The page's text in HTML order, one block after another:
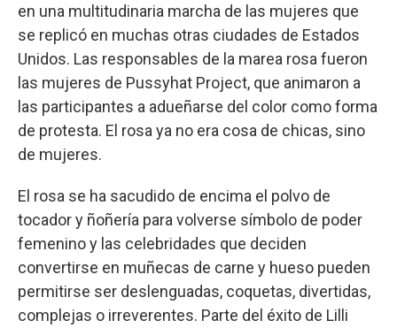
en una multitudinaria marcha de las mujeres que
se replicó en muchas otras ciudades de Estados
Unidos. Las responsables de la marea rosa fueron
las mujeres de Pussyhat Project, que animaron a
las participantes a adueñarse del color como forma
de protesta. El rosa ya no era cosa de chicas, sino
de mujeres.
El rosa se ha sacudido de encima el polvo de
tocador y ñoñería para volverse símbolo de poder
femenino y las celebridades que deciden
convertirse en muñecas de carne y hueso pueden
permitirse ser deslenguadas, coquetas, divertidas,
complejas o irreverentes. Parte del éxito de Lilli